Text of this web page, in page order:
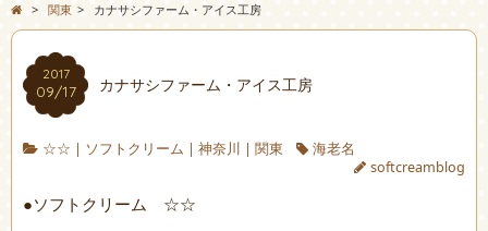
> 関東 > カナサシファーム・アイス工房
2017
09/17 カナサシファーム・アイス工房
☆☆ | ソフトクリーム | 神奈川 | 関東
海老名
softcreamblog
●ソフトクリーム ☆☆